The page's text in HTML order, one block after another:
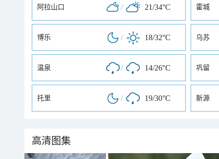
阿拉山口 / 21/34°C 霍城
博乐 / 18/32°C 乌苏
温泉 / 14/26°C 巩留
托里 / 19/30°C 新源
高清图集